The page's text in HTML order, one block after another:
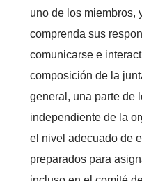
uno de los miembros,
comprenda sus
comunicarse e
composición de la
general, una parte de
independiente de la
el nivel adecuado de
preparados para